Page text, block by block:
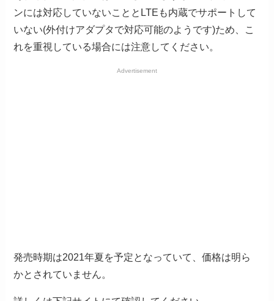
ンには対応していないこととLTEも内蔵でサポートして
いない(外付けアダプタで対応可能のようです)ため、こ
れを重視している場合には注意してください。
Advertisement
発売時期は2021年夏を予定となっていて、価格は明ら
かとされていません。